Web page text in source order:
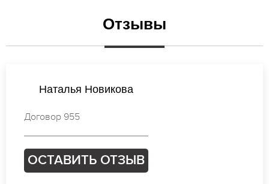
Отзывы
Валентина Иванова
Договор 843
ОСТАВИТЬ ОТЗЫВ